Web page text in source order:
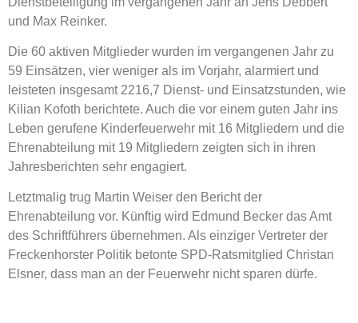
und Max Reinker.
Die 60 aktiven Mitglieder wurden im vergangenen Jahr zu
59 Einsätzen, vier weniger als im Vorjahr, alarmiert und
leisteten insgesamt 2216,7 Dienst- und Einsatzstunden, wie
Kilian Kofoth berichtete. Auch die vor einem guten Jahr ins
Leben gerufene Kinderfeuerwehr mit 16 Mitgliedern und die
Ehrenabteilung mit 19 Mitgliedern zeigten sich in ihren
Jahresberichten sehr engagiert.
Letztmalig trug Martin Weiser den Bericht der
Ehrenabteilung vor. Künftig wird Edmund Becker das Amt
des Schriftführers übernehmen. Als einziger Vertreter der
Freckenhorster Politik betonte SPD-Ratsmitglied Christan
Elsner, dass man an der Feuerwehr nicht sparen dürfe.